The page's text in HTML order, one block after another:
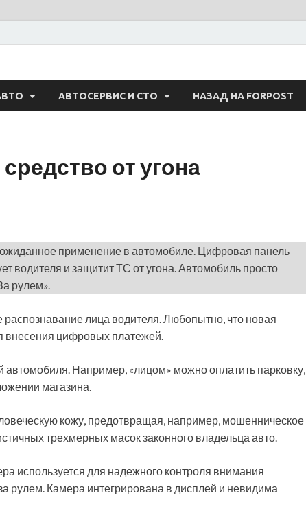
— АвтоАВТОСЕРВИС И СТО НАЗАД НА FORPOST
от угона
применение в автомобиле. Цифровая панель
водителя и защитит ТС от угона. Автомобиль просто
рулем».
лица водителя. Любопытно, что новая
внесения цифровых платежей.
автомобиля. Например, «лицом» можно оплатить парковку,
магазина.
кожу, предотвращая, например, мошенническое
трехмерных масок законного владельца авто.
используется для надежного контроля внимания
рулем. Камера интегрирована в дисплей и невидима